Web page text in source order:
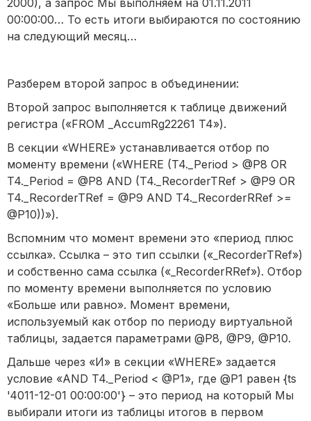
2000), а запрос Мы выполняем на 01.11.2011
00:00:00… То есть итоги выбираются по состоянию
на следующий месяц…
Разберем второй запрос в объединении:
Второй запрос выполняется к таблице движений
регистра («FROM _AccumRg22261 T4»).
В секции «WHERE» устанавливается отбор по
моменту времени («WHERE (T4._Period > @P8 OR
T4._Period = @P8 AND (T4._RecorderTRef > @P9 OR
T4._RecorderTRef = @P9 AND T4._RecorderRRef >=
@P10))»).
Вспомним что момент времени это «период плюс
ссылка». Ссылка – это тип ссылки («_RecorderTRef»)
и собственно сама ссылка («_RecorderRRef»). Отбор
по моменту времени выполняется по условию
«Больше или равно». Момент времени,
используемый как отбор по периоду виртуальной
таблицы, задается параметрами @P8, @P9, @P10.
Дальше через «И» в секции «WHERE» задается
условие «AND T4._Period < @P1», где @P1 равен {ts
'4011-12-01 00:00:00'} – это период на который Мы
выбирали итоги из таблицы итогов в первом